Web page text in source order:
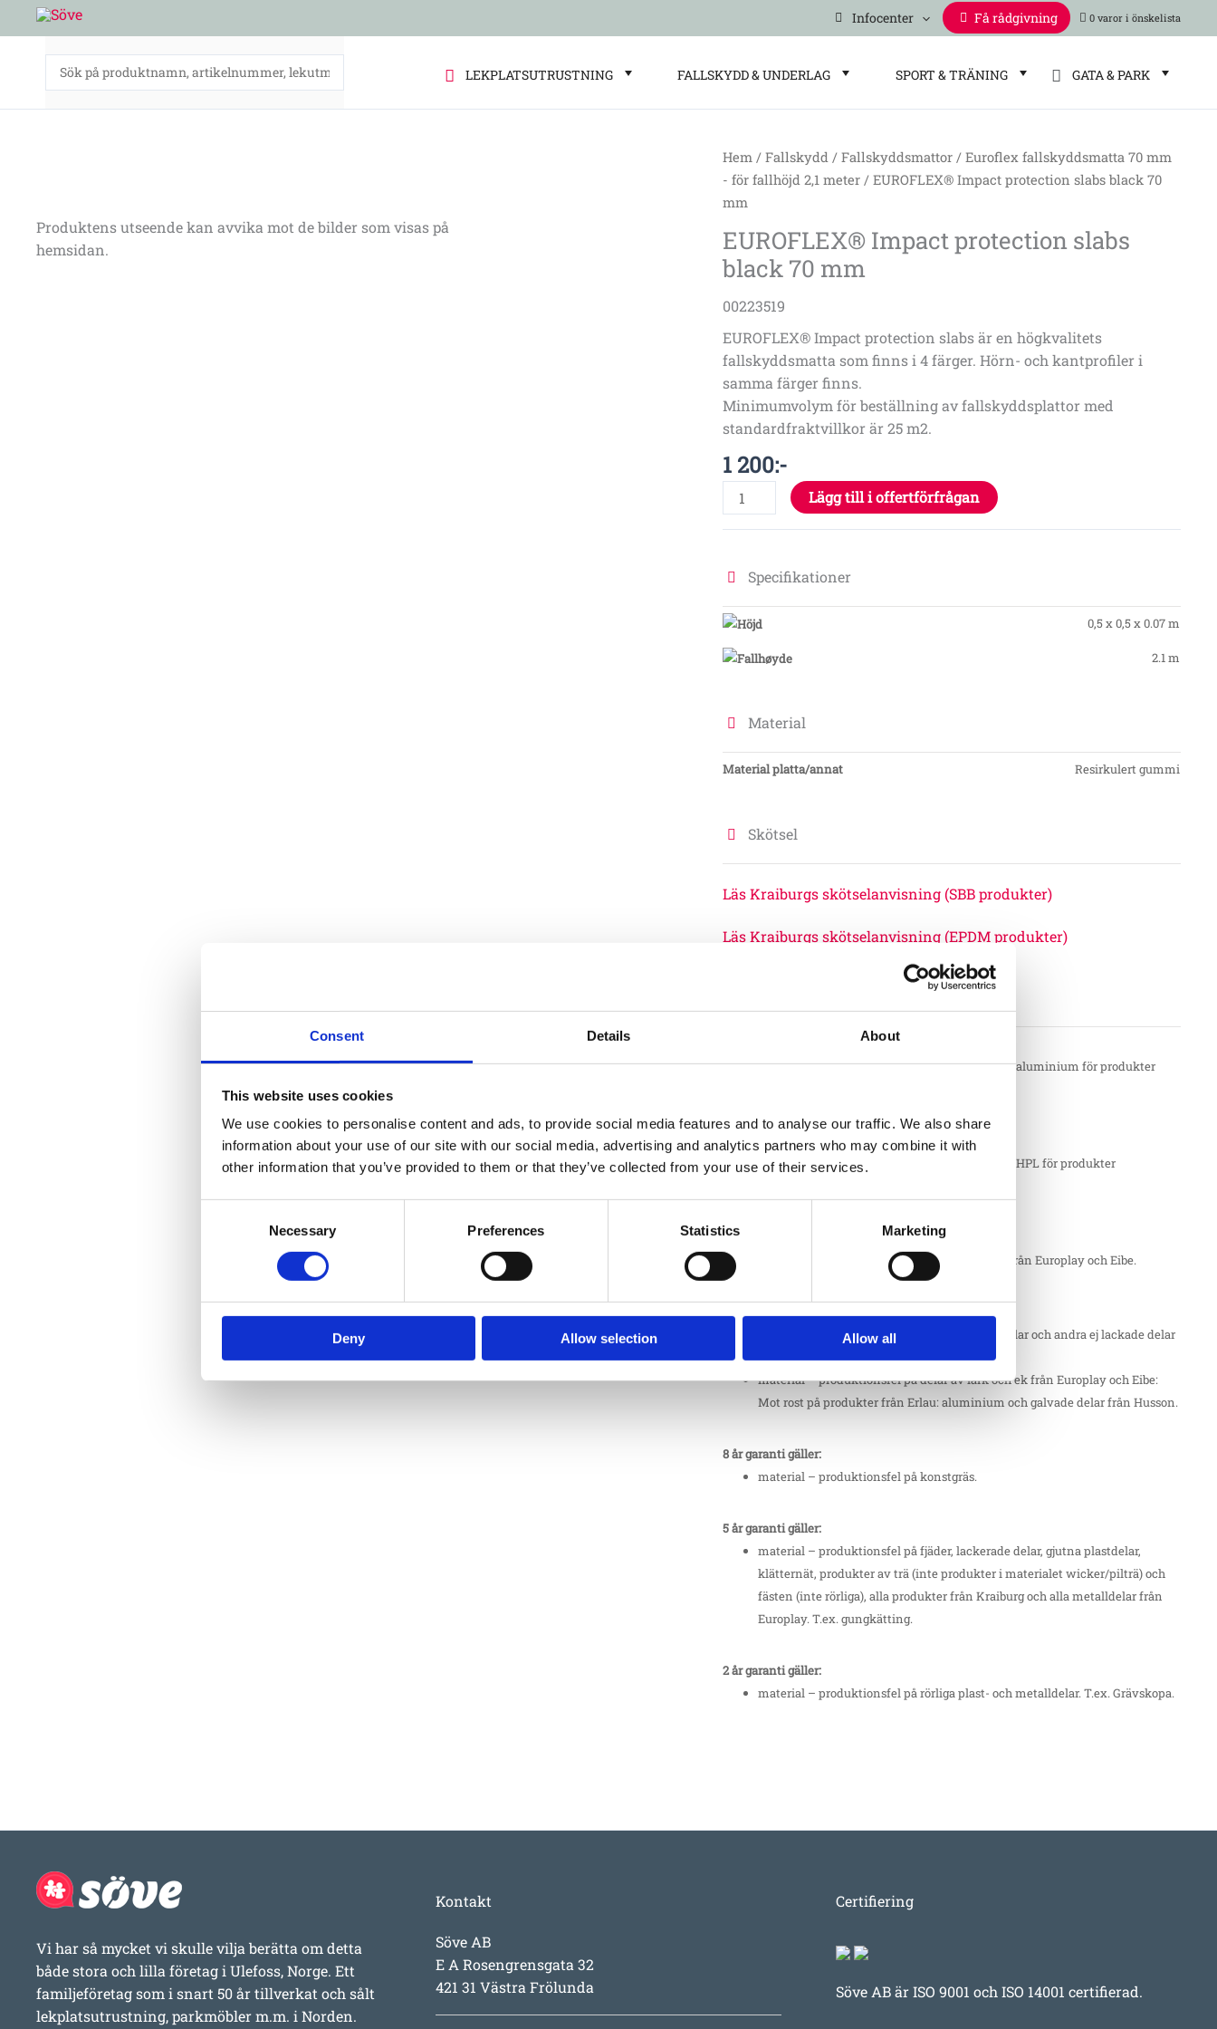
Consent Details About
This website uses cookies
We use cookies to personalise content and ads, to provide social media features and to analyse our traffic. We also share
information about your use of our site with our social media, advertising and analytics partners who may combine it with
other information that you’ve provided to them or that they’ve collected from your use of their services.
Necessary Preferences Statistics Marketing
Deny Allow selection Allow all
Hoppa
till
innehåll
Infocenter Få rådgivning 0 varor
LEKPLATSUTRUSTNING FALLSKYDD & UNDERLAG SPORT & TRÄNING GATA & PARK
Hem /Fallskydd /Fallskyddsmattor /Euroflex fallskyddsmatta 70 mm
- för fallhöjd 2,1 meter / EUROFLEX® Impact protection slabs black 70
mm
EUROFLEX® Impact protection slabs
black 70 mm
00223519
EUROFLEX® Impact protection slabs är en högkvalitets
fallskyddsmatta som finns i 4 färger. Hörn- och kantprofiler i
samma färger finns.
Minimumvolym för beställning av fallskyddsplattor med
standardfraktvillkor är 25 m2.
1 200:-
EUROFLEX®
Impact
slabs
black
mm
mängd
Lägg till i offertförfrågan
Specifikationer
0,5 x 0,5 x 0.07 m
2.1 m
Material
Material platta/annat Resirkulert gummi
Skötsel
Läs Kraiburgs skötselanvisning (SBB produkter)
Läs Kraiburgs skötselanvisning (EPDM produkter)
material – produktionsfel på komponenter av aluminium för produkter
15 år garanti gäller:
material – produktionsfel på komponenter av HPL för produkter
12 år garanti gäller:
material – produktionsfel på delar av robinia från Europlay och Eibe.
10 år garanti gäller:
material – produktionsfel på galvaniserade delar och andra ej lackade delar
av stål, samt plattor av HDPE. T.ex. stålstolpar
material – produktionsfel på delar av lärk och ek från Europlay och Eibe:
Mot rost på produkter från Erlau: aluminium och galvade delar från Husson.
8 år garanti gäller:
material – produktionsfel på konstgräs.
5 år garanti gäller:
material – produktionsfel på fjäder, lackerade delar, gjutna plastdelar,
klätternät, produkter av trä (inte produkter i materialet wicker/pilträ) och
fästen (inte rörliga), alla produkter från Kraiburg och alla metalldelar från
Europlay. T.ex. gungkätting.
2 år garanti gäller:
material – produktionsfel på rörliga plast- och metalldelar. T.ex. Grävskopa.
Produktens utseende kan avvika mot de bilder som visas på
hemsidan.
Vi har så mycket vi skulle vilja berätta om detta
både stora och lilla företag i Ulefoss, Norge. Ett
familjeföretag som i snart 50 år tillverkat och sålt
lekplatsutrustning, parkmöbler m.m. i Norden.
Kontakt
Söve AB
E A Rosengrensgata 32
421 31 Västra Frölunda
Certifiering
Söve AB är ISO 9001 och ISO 14001 certifierad.